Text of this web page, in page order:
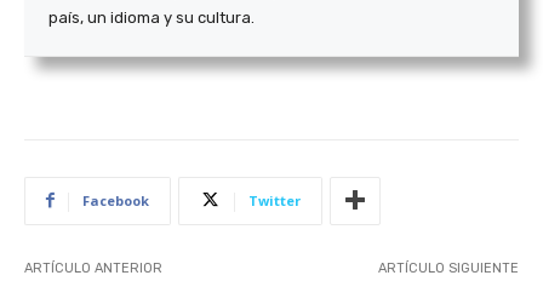
país, un idioma y su cultura.
Facebook Twitter
ARTÍCULO ANTERIOR ARTÍCULO SIGUIENTE